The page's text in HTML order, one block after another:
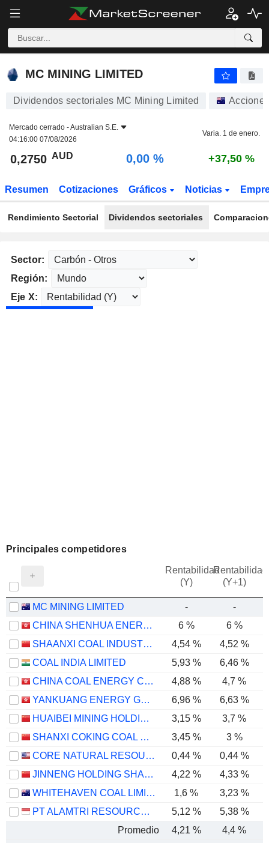
MC MINING LIMITED
MC MINING LIMITED
Dividendos sectoriales MC Mining Limited Acciones
Mercado cerrado -Australian S.E.
04:16:00 07/08/2026
Varia. 1 de enero.
0,2750 AUD 0,00 % +37,50 %
Resumen Cotizaciones Gráficos Noticias
Rendimiento Sectorial Dividendos sectoriales
Sector:
Región:
Eje X:
Principales competidores
Rentabilidad
(Y)
Rentabilidad
(Y+1)
MC MINING LIMITED -
-
CHINA SHENHUA ENERGY COMPANY LIMITED
6 % 6 %
SHAANXI COAL INDUSTRY COMPANY LIMITED
4,54 % 4,52 %
COAL INDIA LIMITED
5,93 %
6,46 %
CHINA COAL ENERGY COMPANY LIMITED
4,88 %
4,7 %
YANKUANG ENERGY GROUP COMPANY LIMITED
6,96 %
6,63 %
HUAIBEI MINING HOLDINGS CO.,LTD.
3,15 % 3,7 %
SHANXI COKING COAL ENERGY GROUP CO., LTD.
3,45 % 3 %
CORE NATURAL RESOURCES, INC.
0,44 % 0,44 %
JINNENG HOLDING SHANXI COAL INDUSTRY CO.,LTD.
4,22 % 4,33 %
WHITEHAVEN COAL LIMITED
1,6 % 3,23 %
PT ALAMTRI RESOURCES INDONESIA TBK
5,12 %
5,38 %
Promedio
4,21 % 4,4 %